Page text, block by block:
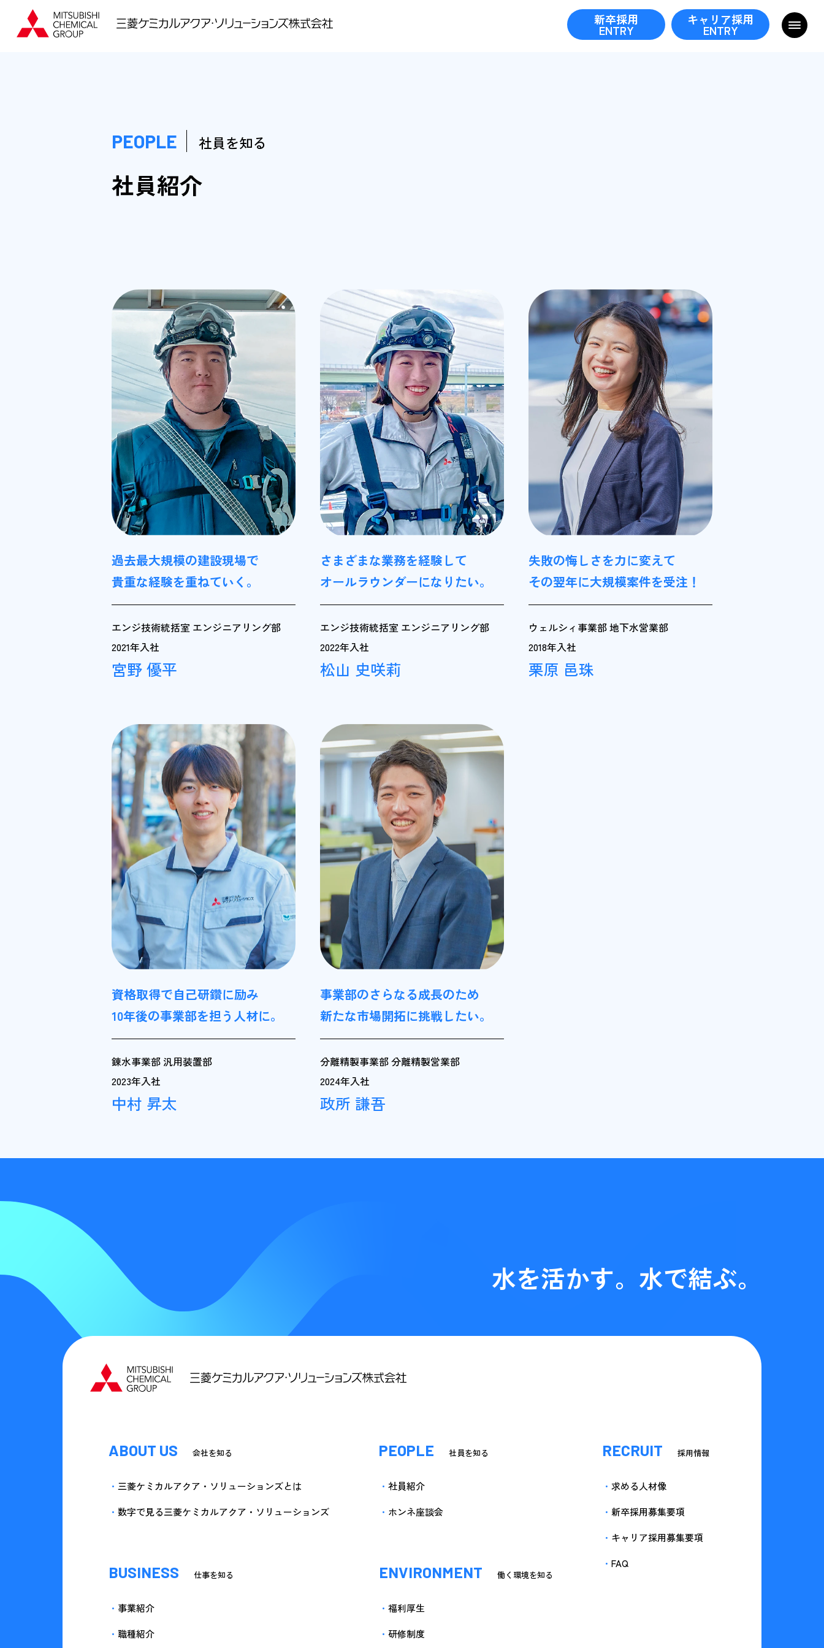
新卒採用
ENTRY
キャリア採用
ENTRY
PEOPLE 社員を知る
社員紹介
過去最大規模の建設現場で
貴重な経験を重ねていく。
エンジ技術統括室 エンジニアリング部
2021年入社
宮野 優平
さまざまな業務を経験して
オールラウンダーになりたい。
エンジ技術統括室 エンジニアリング部
2022年入社
松山 史咲莉
失敗の悔しさを力に変えて
その翌年に大規模案件を受注！
ウェルシィ事業部 地下水営業部
2018年入社
栗原 邑珠
資格取得で自己研鑽に励み
10年後の事業部を担う人材に。
錬水事業部 汎用装置部
2023年入社
中村 昇太
事業部のさらなる成長のため
新たな市場開拓に挑戦したい。
分離精製事業部 分離精製営業部
2024年入社
政所 謙吾
水を活かす。水で結ぶ。
ABOUT US 会社を知る
三菱ケミカルアクア・ソリューションズとは
数字で見る三菱ケミカルアクア・ソリューションズ
BUSINESS 仕事を知る
事業紹介
職種紹介
PEOPLE 社員を知る
社員紹介
ホンネ座談会
ENVIRONMENT 働く環境を知る
福利厚生
研修制度
RECRUIT 採用情報
求める人材像
新卒採用募集要項
キャリア採用募集要項
FAQ